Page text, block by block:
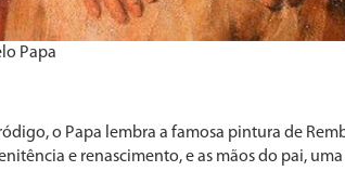
Papa
o Papa lembra a famosa pintura de
e renascimento, e as mãos do pai,